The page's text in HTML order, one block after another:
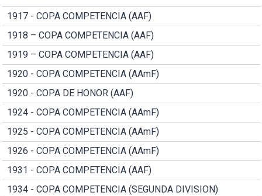
1917 - COPA COMPETENCIA (AAF)
1918 – COPA COMPETENCIA (AAF)
1919 – COPA COMPETENCIA (AAF)
1920 - COPA COMPETENCIA (AAmF)
1920 - COPA DE HONOR (AAF)
1924 - COPA COMPETENCIA (AAmF)
1925 - COPA COMPETENCIA (AAmF)
1926 - COPA COMPETENCIA (AAmF)
1931 - COPA COMPETENCIA (AAF)
1934 - COPA COMPETENCIA (SEGUNDA DIVISION)